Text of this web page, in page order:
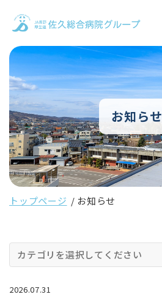
お知らせ
トップページ お知らせ
カテゴリを選択してください
2026.07.31